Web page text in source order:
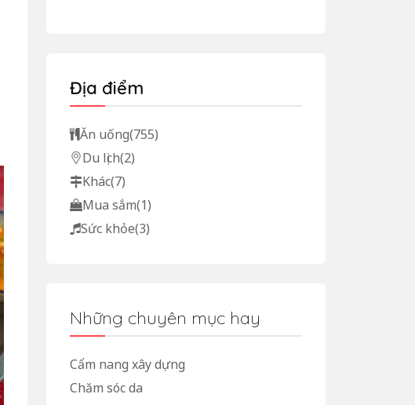
Địa điểm
Ăn uống(755)
Du lịch(2)
Khác(7)
Mua sắm(1)
Sức khỏe(3)
Những chuyên mục hay
Cẩm nang xây dựng
Chăm sóc da